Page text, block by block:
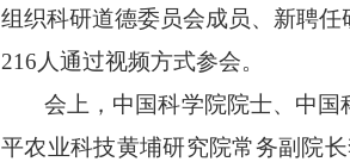
组织科研道德委员会成员、新聘
216人通过视频方式参会。
会上，中国科学院院士、中国
平农业科技黄埔研究院常务副院